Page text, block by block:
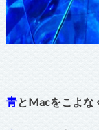
青とMacをこよな